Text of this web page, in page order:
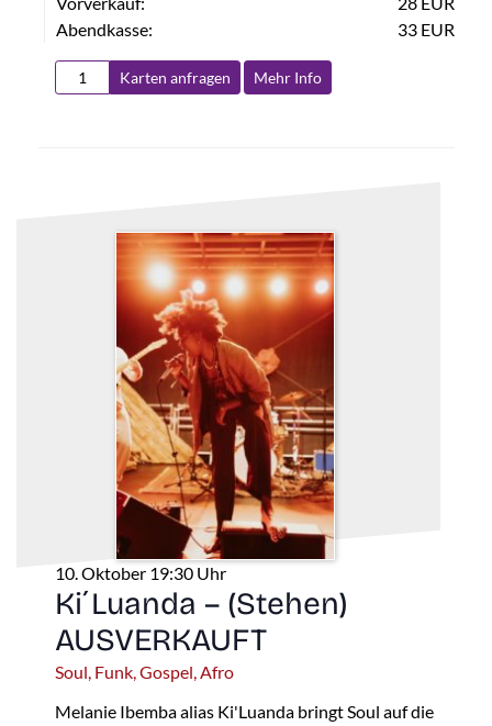
Abendkasse:
33 EUR
Karten anfragen Mehr Info
10. Oktober 19:30 Uhr
Ki´Luanda – (Stehen)
AUSVERKAUFT
Soul, Funk, Gospel, Afro
Melanie Ibemba alias Ki'Luanda bringt Soul auf die